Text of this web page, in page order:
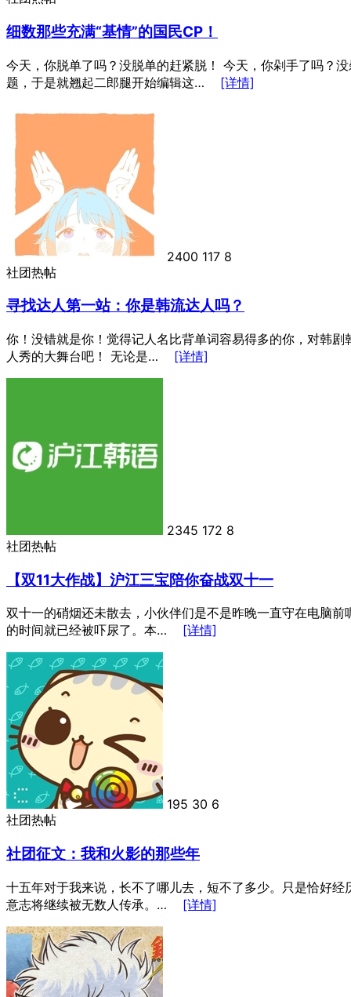
细数那些充满“基情”的国民CP！
今天，你脱单了吗？没脱单的赶紧脱！ 今天，你剁手了吗？
题，于是就翘起二郎腿开始编辑这… [详情]
2400 117 8
社团热帖
寻找达人第一站：你是韩流达人吗？
你！没错就是你！觉得记人名比背单词容易得多的你，对韩
人秀的大舞台吧！ 无论是… [详情]
2345 172 8
社团热帖
【双11大作战】沪江三宝陪你奋战双十一
双十一的硝烟还未散去，小伙伴们是不是昨晚一直守在电脑
的时间就已经被吓尿了。本… [详情]
195 30 6
社团热帖
社团征文：我和火影的那些年
十五年对于我来说，长不了哪儿去，短不了多少。只是恰好
意志将继续被无数人传承。… [详情]